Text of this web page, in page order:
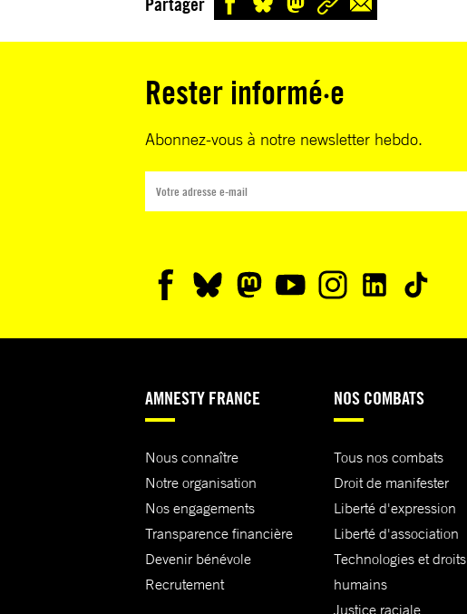
Rester informé·e
Abonnez-vous à notre newsletter hebdo.
AMNESTY FRANCE
Nous connaître
Notre organisation
Nos engagements
Transparence financière
Devenir bénévole
Recrutement
NOS COMBATS
Tous nos combats
Droit de manifester
Liberté d'expression
Liberté d'association
Technologies et droits
humains
Justice raciale